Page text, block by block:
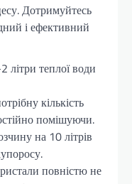
Дотримуйтесь
і ефективний
літри теплої води
кількість
помішуючи.
на 10 літрів
повністю не